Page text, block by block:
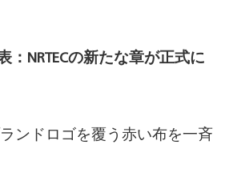
：NRTECの新たな章が正式に
ンドロゴを覆う赤い布を一斉